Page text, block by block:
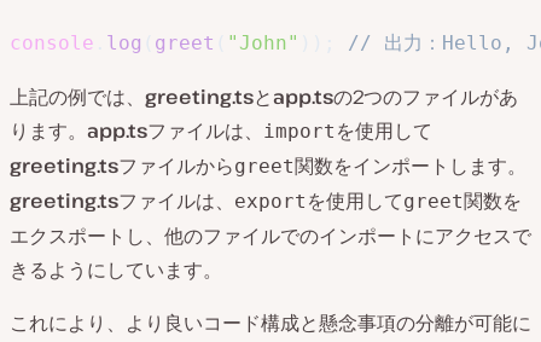
console log greet "John" // 出力：Hello,
上記の例では、 greeting.tsとapp.tsの2つのファイルがあ
ります。 app.tsファイルは、 import を使用して
greeting.tsファイルからgreet関数をインポートします。
greeting.tsファイルは、 export を使用してgreet関数を
エクスポートし、他のファイルでのインポートにアクセスで
きるようにしています。
これにより、より良いコード構成と懸念事項の分離が可能に